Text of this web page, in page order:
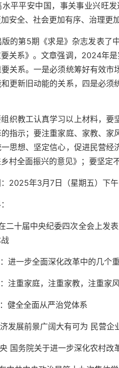
平平安中国，事关事业兴旺
安全、社会更加有序、治理更
版的第5期《求是》杂志发表了
关系》。文章强调，2024年
关系。一是必须统筹好有效
更新旧动能的关系，四是必
织教工认真学习以上材料，要
指示；要注重家庭、家教、
思想、坚定信心，促进民营
村全面振兴的意见》；要坚定
2025年3月7日（星期五）下
二十届中央纪委四次全会上发
进一步全面深化改革中的几个
注重家庭，注重家教，注重家
健全全面从严治党体系
发展前景广阔大有可为 民营企
国务院关于进一步深化农村改